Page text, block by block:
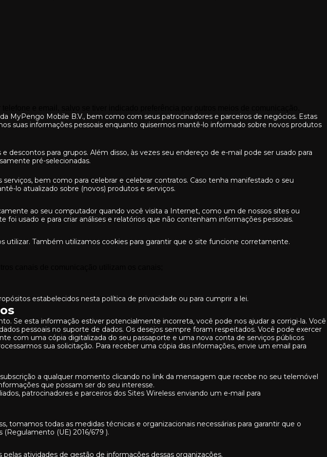
Mobile B.V., bem como com seus patrocinadores e parceiros de negócios. Estas
suas informações pessoais enquanto quisermos mantê-lo informado sobre novos produtos
para grupos. Além disso, às vezes seu endereço de e-mail pode ser usado para
pré-selecionadas.
bem como para celebrar e celebrar contratos. Caso tenha manifestado o seu
lo atualizado sobre (novos) produtos e serviços.
ao seu computador quando você visita a Internet, como um de nossos sites ou
usado e para criar análises e relatórios que não contenham informações pessoais.
Também utilizamos cookies para garantir que o site funcione corretamente.
estabelecidos nesta política de privacidade ou para cumprir a lei.
Se esta informação estiver potencialmente incorreta, você pode nos ajudar a corrigi-la. Você
pessoais no suporte de dados. Os desejos sempre foram respeitados. Você pode exercer
com uma cópia digitalizada do seu passaporte e uma nova conta de serviços públicos
sua solicitação. Para receber uma cópia das informações, envie um email para
a qualquer momento clicando no link da mensagem que recebe no seu telemóvel
que possam ser do seu interesse.
patrocinadores e parceiros dos Sites Wireless enviando um e-mail para
tomamos todas as medidas técnicas e organizacionais necessárias para garantir que o
(UE) 2016/679 ).
atividades de gestão de informações dessas organizações.